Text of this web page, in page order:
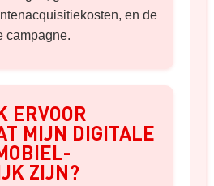
en de
campagne.
ERVOOR
MIJN DIGITALE
ZIJN?